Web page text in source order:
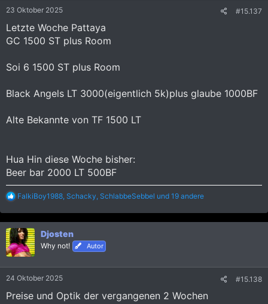
n
:
23 Oktober 2025 #15.137
Letzte Woche Pattaya
GC 1500 ST plus Room
Soi 6 1500 ST plus Room
Black Angels LT 3000(eigentlich 5k)plus glaube 1000BF
Alte Bekannte von TF 1500 LT
Hua Hin diese Woche bisher:
Beer bar 2000 LT 500BF
R
a
k
t
i
o
n
FalkiBoy1988, Schacky, SchlabbeSebbel und 19 andere
Djosten
Why not! Autor
24 Oktober 2025 #15.138
Preise und Optik der vergangenen 2 Wochen